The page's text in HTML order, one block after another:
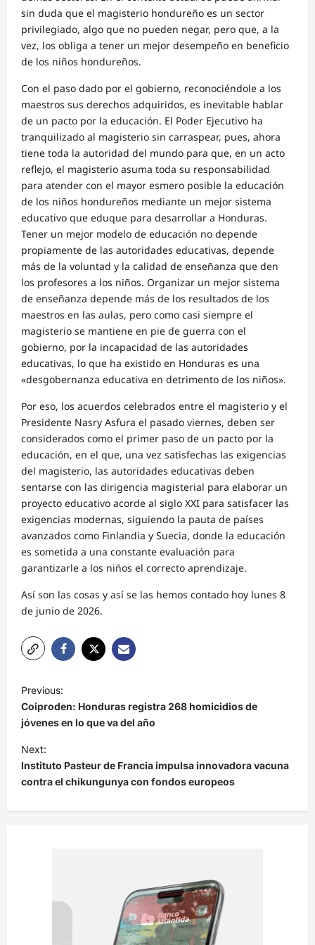
sin duda que el magisterio hondureño es un sector
privilegiado, algo que no pueden negar, pero que, a la
vez, los obliga a tener un mejor desempeño en beneficio
de los niños hondureños.
Con el paso dado por el gobierno, reconociéndole a los
maestros sus derechos adquiridos, es inevitable hablar
de un pacto por la educación. El Poder Ejecutivo ha
tranquilizado al magisterio sin carraspear, pues, ahora
tiene toda la autoridad del mundo para que, en un acto
reflejo, el magisterio asuma toda su responsabilidad
para atender con el mayor esmero posible la educación
de los niños hondureños mediante un mejor sistema
educativo que eduque para desarrollar a Honduras.
Tener un mejor modelo de educación no depende
propiamente de las autoridades educativas, depende
más de la voluntad y la calidad de enseñanza que den
los profesores a los niños. Organizar un mejor sistema
de enseñanza depende más de los resultados de los
maestros en las aulas, pero como casi siempre el
magisterio se mantiene en pie de guerra con el
gobierno, por la incapacidad de las autoridades
educativas, lo que ha existido en Honduras es una
«desgobernanza educativa en detrimento de los niños».
Por eso, los acuerdos celebrados entre el magisterio y el
Presidente Nasry Asfura el pasado viernes, deben ser
considerados como el primer paso de un pacto por la
educación, en el que, una vez satisfechas las exigencias
del magisterio, las autoridades educativas deben
sentarse con las dirigencia magisterial para elaborar un
proyecto educativo acorde al siglo XXI para satisfacer las
exigencias modernas, siguiendo la pauta de países
avanzados como Finlandia y Suecia, donde la educación
es sometida a una constante evaluación para
garantizarle a los niños el correcto aprendizaje.
Así son las cosas y así se las hemos contado hoy lunes 8
de junio de 2026.
N
a
v
e
g
a
c
Previous:
Coiproden: Honduras registra 268 homicidios de
jóvenes en lo que va del año
Next:
Instituto Pasteur de Francia impulsa innovadora vacuna
contra el chikungunya con fondos europeos